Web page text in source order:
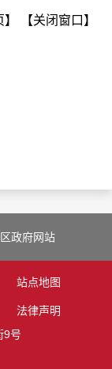
【关闭窗口】
政府网站
站点地图
法律声明
9号